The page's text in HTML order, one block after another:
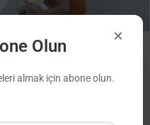
×
Olun
almak için abone olun.